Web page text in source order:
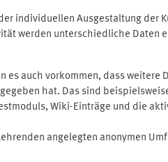
individuellen Ausgestaltung
werden unterschiedliche
auch vorkommen, dass
hat. Das sind
Wiki-Einträge und die
angelegten anonymen